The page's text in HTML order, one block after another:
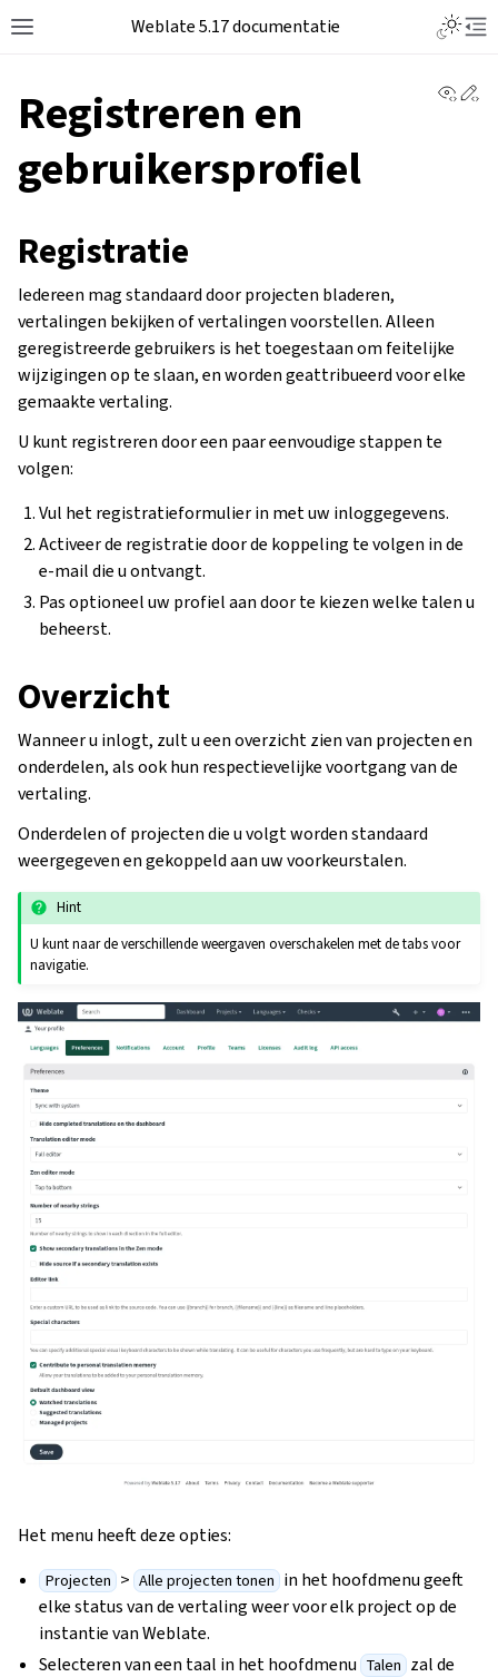
Weblate 5.17 documentatie
Registreren en
gebruikersprofiel
Registratie
Iedereen mag standaard door projecten bladeren,
vertalingen bekijken of vertalingen voorstellen. Alleen
geregistreerde gebruikers is het toegestaan om feitelijke
wijzigingen op te slaan, en worden geattribueerd voor elke
gemaakte vertaling.
U kunt registreren door een paar eenvoudige stappen te
volgen:
Vul het registratieformulier in met uw inloggegevens.
Activeer de registratie door de koppeling te volgen in de
e-mail die u ontvangt.
Pas optioneel uw profiel aan door te kiezen welke talen u
beheerst.
Overzicht
Wanneer u inlogt, zult u een overzicht zien van projecten en
onderdelen, als ook hun respectievelijke voortgang van de
vertaling.
Onderdelen of projecten die u volgt worden standaard
weergegeven en gekoppeld aan uw voorkeurstalen.
Hint
U kunt naar de verschillende weergaven overschakelen met de tabs voor
navigatie.
Het menu heeft deze opties:
Projecten > Alle projecten tonen in het hoofdmenu geeft
elke status van de vertaling weer voor elk project op de
instantie van Weblate.
Selecteren van een taal in het hoofdmenu Talen zal de